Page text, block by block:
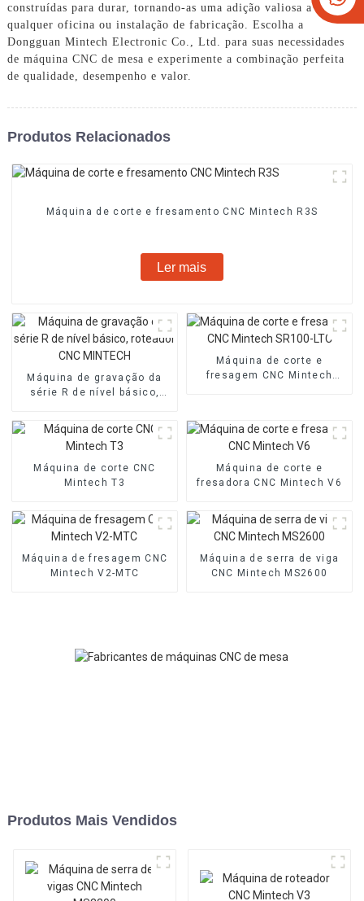
construídas para durar, tornando-as uma adição valiosa a
qualquer oficina ou instalação de fabricação. Escolha a
Dongguan Mintech Electronic Co., Ltd. para suas necessidades
de máquina CNC de mesa e experimente a combinação perfeita
de qualidade, desempenho e valor.
Produtos Relacionados
Máquina de corte e fresamento CNC Mintech R3S
Ler mais
Máquina de gravação da
série R de nível básico,
Máquina de corte e
fresagem CNC Mintech
Máquina de corte CNC
Mintech T3
Máquina de corte e
fresadora CNC Mintech V6
Máquina de fresagem CNC
Mintech V2-MTC
Máquina de serra de viga
CNC Mintech MS2600
Produtos Mais Vendidos